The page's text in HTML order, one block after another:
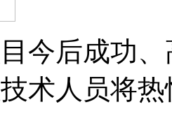
今后成功
术人员将